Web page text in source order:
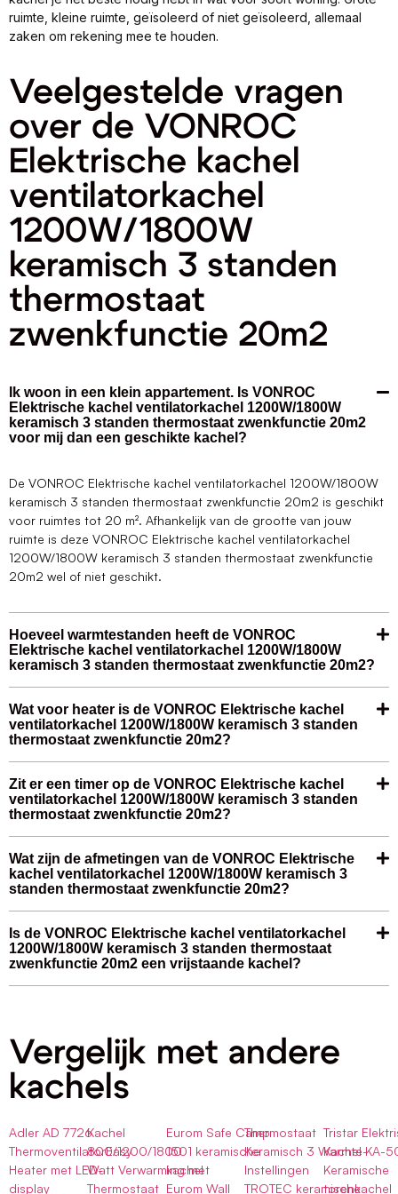
ruimte, kleine ruimte, geïsoleerd of niet geïsoleerd, allemaal
zaken om rekening mee te houden.
Veelgestelde vragen
over de VONROC
Elektrische kachel
ventilatorkachel
1200W/1800W
keramisch 3 standen
thermostaat
zwenkfunctie 20m2
Ik woon in een klein appartement. Is VONROC
Elektrische kachel ventilatorkachel 1200W/1800W
keramisch 3 standen thermostaat zwenkfunctie 20m2
voor mij dan een geschikte kachel?
De VONROC Elektrische kachel ventilatorkachel 1200W/1800W
keramisch 3 standen thermostaat zwenkfunctie 20m2 is geschikt
voor ruimtes tot 20 m². Afhankelijk van de grootte van jouw
ruimte is deze VONROC Elektrische kachel ventilatorkachel
1200W/1800W keramisch 3 standen thermostaat zwenkfunctie
20m2 wel of niet geschikt.
Hoeveel warmtestanden heeft de VONROC
Elektrische kachel ventilatorkachel 1200W/1800W
keramisch 3 standen thermostaat zwenkfunctie 20m2?
Wat voor heater is de VONROC Elektrische kachel
ventilatorkachel 1200W/1800W keramisch 3 standen
thermostaat zwenkfunctie 20m2?
Zit er een timer op de VONROC Elektrische kachel
ventilatorkachel 1200W/1800W keramisch 3 standen
thermostaat zwenkfunctie 20m2?
Wat zijn de afmetingen van de VONROC Elektrische
kachel ventilatorkachel 1200W/1800W keramisch 3
standen thermostaat zwenkfunctie 20m2?
Is de VONROC Elektrische kachel ventilatorkachel
1200W/1800W keramisch 3 standen thermostaat
zwenkfunctie 20m2 een vrijstaande kachel?
Vergelijk met andere
kachels
Adler AD 7726
ThermoventilatorEasy
Heater met LED-
display
Kachel
800/1200/1800
Watt Verwarming met
Thermostaat
Eurom Safe Camp
1501 keramische
kachel
Eurom Wall
Thermostaat
Keramisch 3 Warmte-
Instellingen
TROTEC keramische
Tristar
Kachel KA-
Keramische
torenkachel